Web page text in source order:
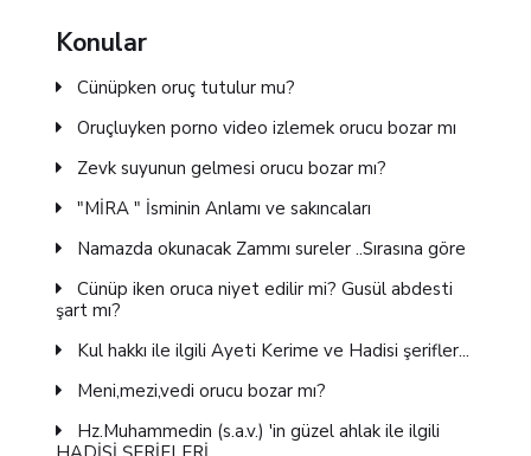
Konular
Cünüpken oruç tutulur mu?
Oruçluyken porno video izlemek orucu bozar mı
Zevk suyunun gelmesi orucu bozar mı?
"MİRA " İsminin Anlamı ve sakıncaları
Namazda okunacak Zammı sureler ..Sırasına göre
Cünüp iken oruca niyet edilir mi? Gusül abdesti
şart mı?
Kul hakkı ile ilgili Ayeti Kerime ve Hadisi şerifler...
Meni,mezi,vedi orucu bozar mı?
Hz.Muhammedin (s.a.v.) 'in güzel ahlak ile ilgili